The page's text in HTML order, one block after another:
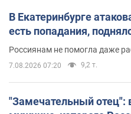
В Екатеринбурге
есть попадания,
Россиянам не помогла даже
7.08.2026 07:20 9,2 т.
"Замечательный отец":